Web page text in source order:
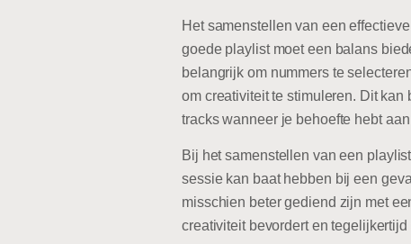
Het samenstellen van een
goede playlist moet een balans
belangrijk om nummers te
om creativiteit te stimuleren. Dit
tracks wanneer je behoefte hebt
Bij het samenstellen van een
sessie kan baat hebben bij een
misschien beter gediend zijn met
creativiteit bevordert en